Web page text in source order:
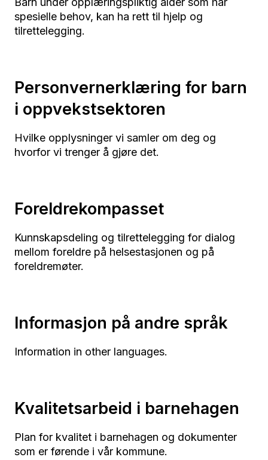
spesielle behov, kan ha rett til hjelp og
tilrettelegging.
Personvernerklæring for barn
i oppvekstsektoren
Hvilke opplysninger vi samler om deg og
hvorfor vi trenger å gjøre det.
Foreldrekompasset
Kunnskapsdeling og tilrettelegging for dialog
mellom foreldre på helsestasjonen og på
foreldremøter.
Informasjon på andre språk
Information in other languages.
Kvalitetsarbeid i barnehagen
Plan for kvalitet i barnehagen og dokumenter
som er førende i vår kommune.